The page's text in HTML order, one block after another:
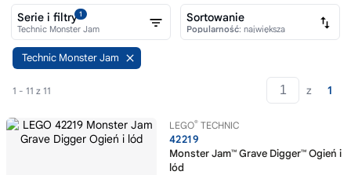
Technic Monster Jam
1 - 11 z 11 z 1
LEGO® TECHNIC
42219
Monster Jam™ Grave Digger™ Ogień i
lód
Serie i filtry1
Technic Monster Jam
Sortowanie
Popularność: największa